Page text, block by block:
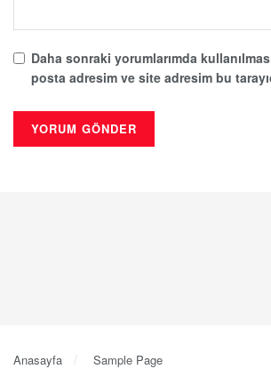
Daha sonraki yorumlarımda
posta adresim ve site adresim bu
Anasayfa Sample Page